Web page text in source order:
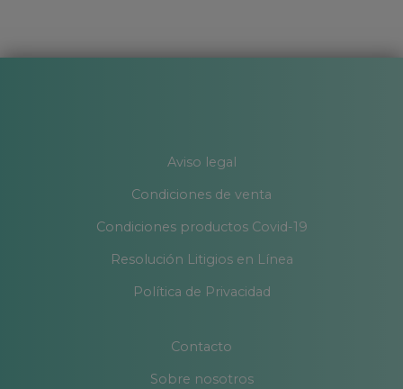
Aviso legal
Condiciones de venta
Condiciones productos Covid-19
Resolución Litigios en Línea
Política de Privacidad
Contacto
Sobre nosotros